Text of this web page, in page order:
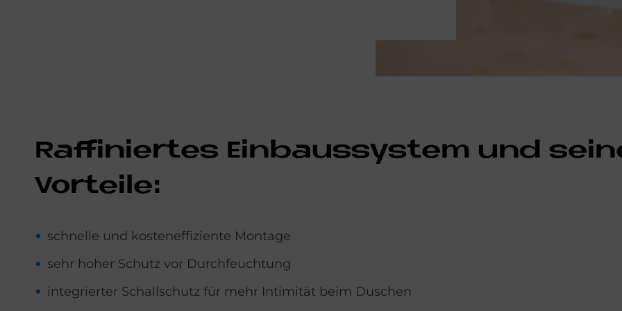
Raf­fi­nier­tes Ein­baus­sy­stem und
Vor­teile:
schnelle und kosteneffiziente Montage
sehr hoher Schutz vor Durchfeuchtung
integrierter Schallschutz für mehr Intimität beim Duschen